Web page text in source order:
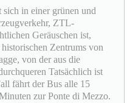
in einer grünen und
ZTL-
Geräuschen ist,
Zentrums von
von der aus die
Tatsächlich ist
fährt der Bus alle 15
zur Ponte di Mezzo.